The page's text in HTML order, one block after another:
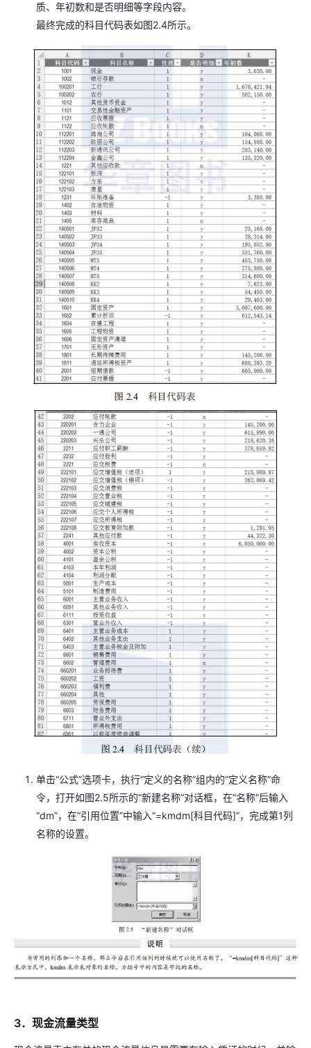
质、年初数和是否明细等字段内容。
最终完成的科目代码表如图2.4所示。
单击“公式”选项卡，执行“定义的名称”组内的“定义名称”命
令，打开如图2.5所示的“新建名称”对话框，在“名称”后输入
“dm”，在“引用位置”中输入“=kmdm[科目代码]”，完成第1列
名称的设置。
3．现金流量类型